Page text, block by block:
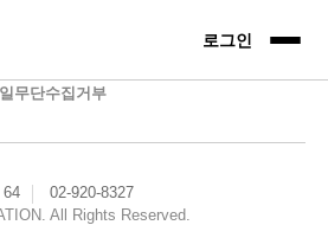
로그인 전
로그인
무단수집거부
02-920-8327
All Rights Reserved.